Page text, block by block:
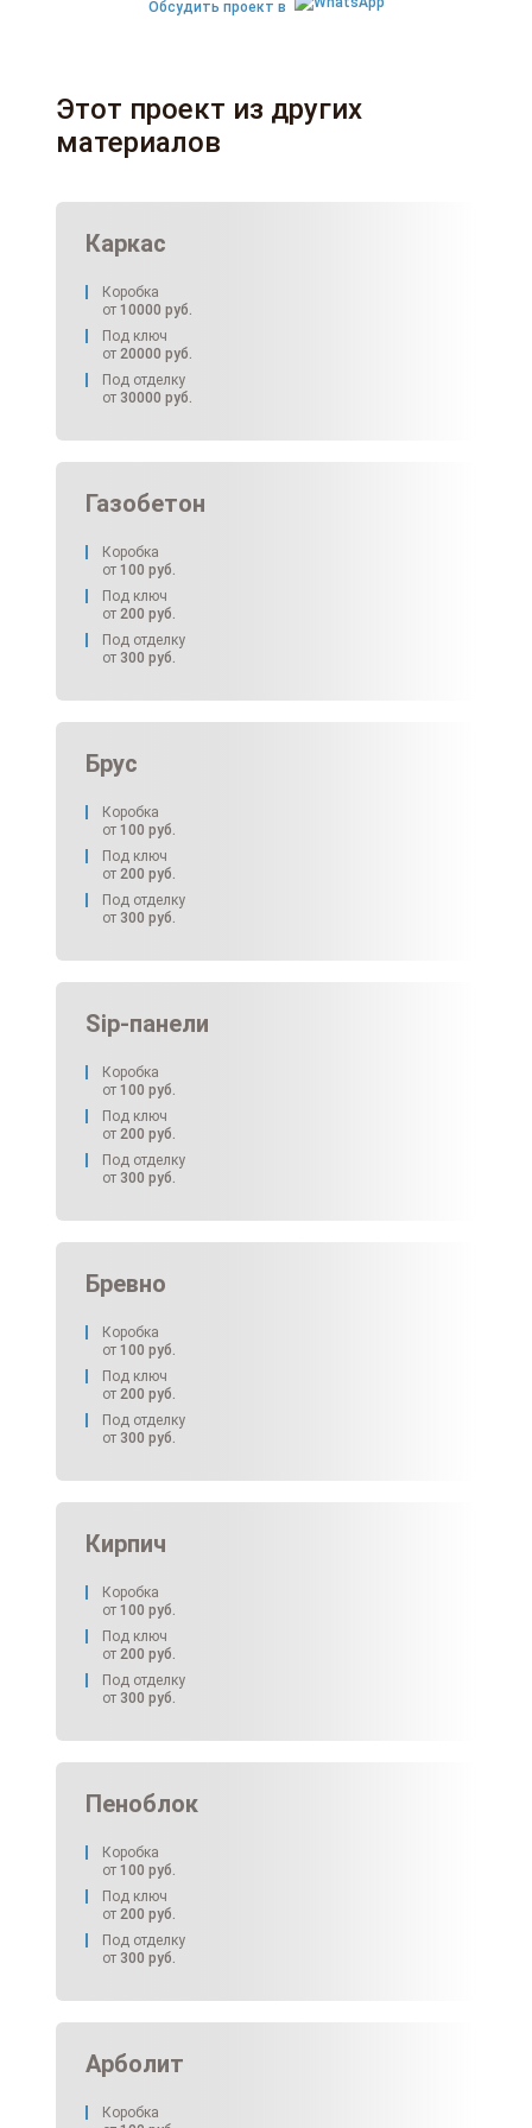
Обсудить проект в
Этот проект из других
материалов
Каркас
Коробка
от 10000 руб.
Под ключ
от 20000 руб.
Под отделку
от 30000 руб.
Газобетон
Коробка
от 100 руб.
Под ключ
от 200 руб.
Под отделку
от 300 руб.
Брус
Коробка
от 100 руб.
Под ключ
от 200 руб.
Под отделку
от 300 руб.
Sip-панели
Коробка
от 100 руб.
Под ключ
от 200 руб.
Под отделку
от 300 руб.
Бревно
Коробка
от 100 руб.
Под ключ
от 200 руб.
Под отделку
от 300 руб.
Кирпич
Коробка
от 100 руб.
Под ключ
от 200 руб.
Под отделку
от 300 руб.
Пеноблок
Коробка
от 100 руб.
Под ключ
от 200 руб.
Под отделку
от 300 руб.
Арболит
Коробка